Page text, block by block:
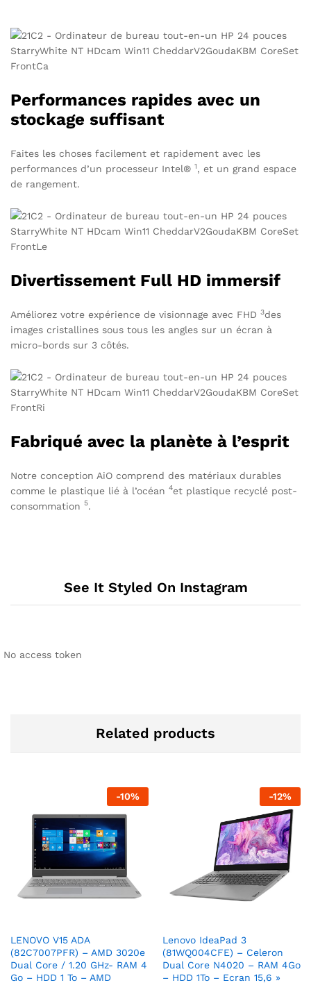
Performances rapides avec un
stockage suffisant
Faites les choses facilement et rapidement avec les
performances d’un processeur Intel® 1, et un grand espace
de rangement.
Divertissement Full HD immersif
Améliorez votre expérience de visionnage avec FHD 3des
images cristallines sous tous les angles sur un écran à
micro-bords sur 3 côtés.
Fabriqué avec la planète à l’esprit
Notre conception AiO comprend des matériaux durables
comme le plastique lié à l’océan 4et plastique recyclé post-
consommation 5.
See It Styled On Instagram
No access token
Related products
-10%
LENOVO V15 ADA
(82C7007PFR) – AMD 3020e
Dual Core / 1.20 GHz- RAM 4
Go – HDD 1 To – AMD
-12%
Lenovo IdeaPad 3
(81WQ004CFE) – Celeron
Dual Core N4020 – RAM 4Go
– HDD 1To – Ecran 15,6 »